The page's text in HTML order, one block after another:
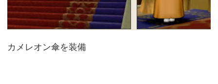
カメレオン傘を装備